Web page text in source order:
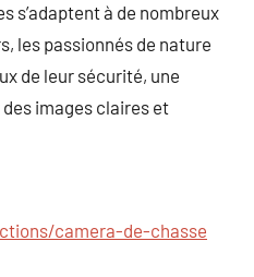
s’adaptent à de nombreux
les passionnés de nature
de leur sécurité, une
images claires et
camera-de-chasse